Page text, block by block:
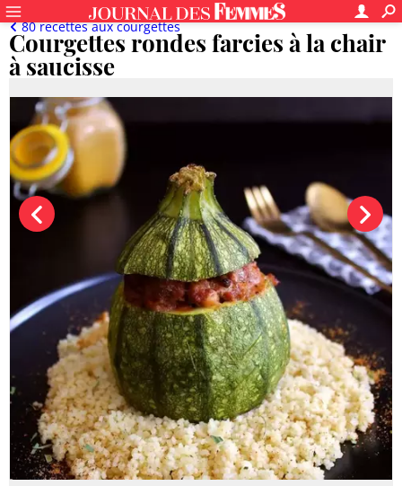
Courgettes rondes farcies à la chair
à saucisse
80 recettes aux courgettes